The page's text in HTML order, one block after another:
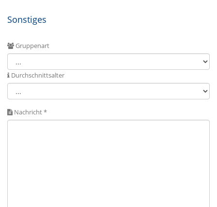
Sonstiges
Gruppenart
Durchschnittsalter
Nachricht *